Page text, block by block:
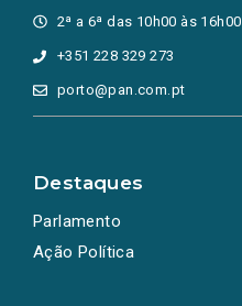
2ª a 6ª das 10h00 às 16h00
+351 228 329 273
porto@pan.com.pt
Destaques
Parlamento
Ação Política